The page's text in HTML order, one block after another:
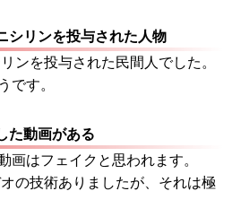
シリンを投与された人物
ンを投与された民間人でした。
です。
た動画がある
画はフェイクと思われます。
の技術ありましたが、それは極